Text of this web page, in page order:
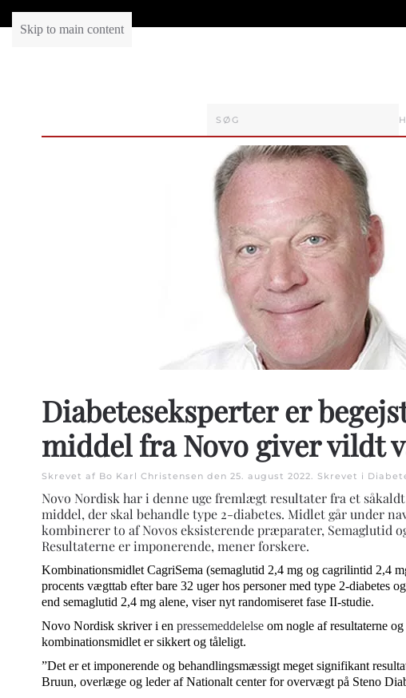
Skip to main content
Diabeteseksperter er
middel fra Novo giver vildt
Skrevet af Bo Karl Christensen den 25. august 2022. Skrevet i
Novo Nordisk har i denne uge fremlægt resultater fra et
middel, der skal behandle type 2-diabetes. Midlet går under
kombinerer to af Novos eksisterende præparater, Semaglutid
Resultaterne er imponerende, mener forskere.
Kombinationsmidlet CagriSema (semaglutid 2,4 mg og cagrilintid 2,4
procents vægttab efter bare 32 uger hos personer med type 2-diabetes
end semaglutid 2,4 mg alene, viser nyt randomiseret fase II-studie.
Novo Nordisk skriver i en pressemeddelelse om nogle af resultaterne
kombinationsmidlet er sikkert og tåleligt.
”Det er et imponerende og behandlingsmæssigt meget signifikant
Bruun, overlæge og leder af Nationalt center for overvægt på Steno